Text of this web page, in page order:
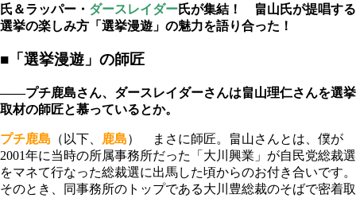
氏＆ラッパー・ ダースレイダー氏が集結！ 畠山氏が提唱する
選挙の楽しみ方「選挙漫遊」の魅力を語り合った！
■「選挙漫遊」の師匠
――プチ鹿島さん、ダースレイダーさんは畠山理仁さんを選挙
取材の師匠と慕っているとか。
プチ鹿島 （以下、 鹿島） まさに師匠。畠山さんとは、僕が
2001年に当時の所属事務所だった「大川興業」が自民党総裁選
をマネて行なった総裁選に出馬した頃からのお付き合いです。
そのとき、同事務所のトップである大川豊総裁のそばで密着取